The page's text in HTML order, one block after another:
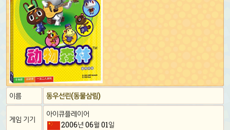
이름 동우선린(동물삼림)
게임 기기
아이큐플레이어
2006년 06월 01일